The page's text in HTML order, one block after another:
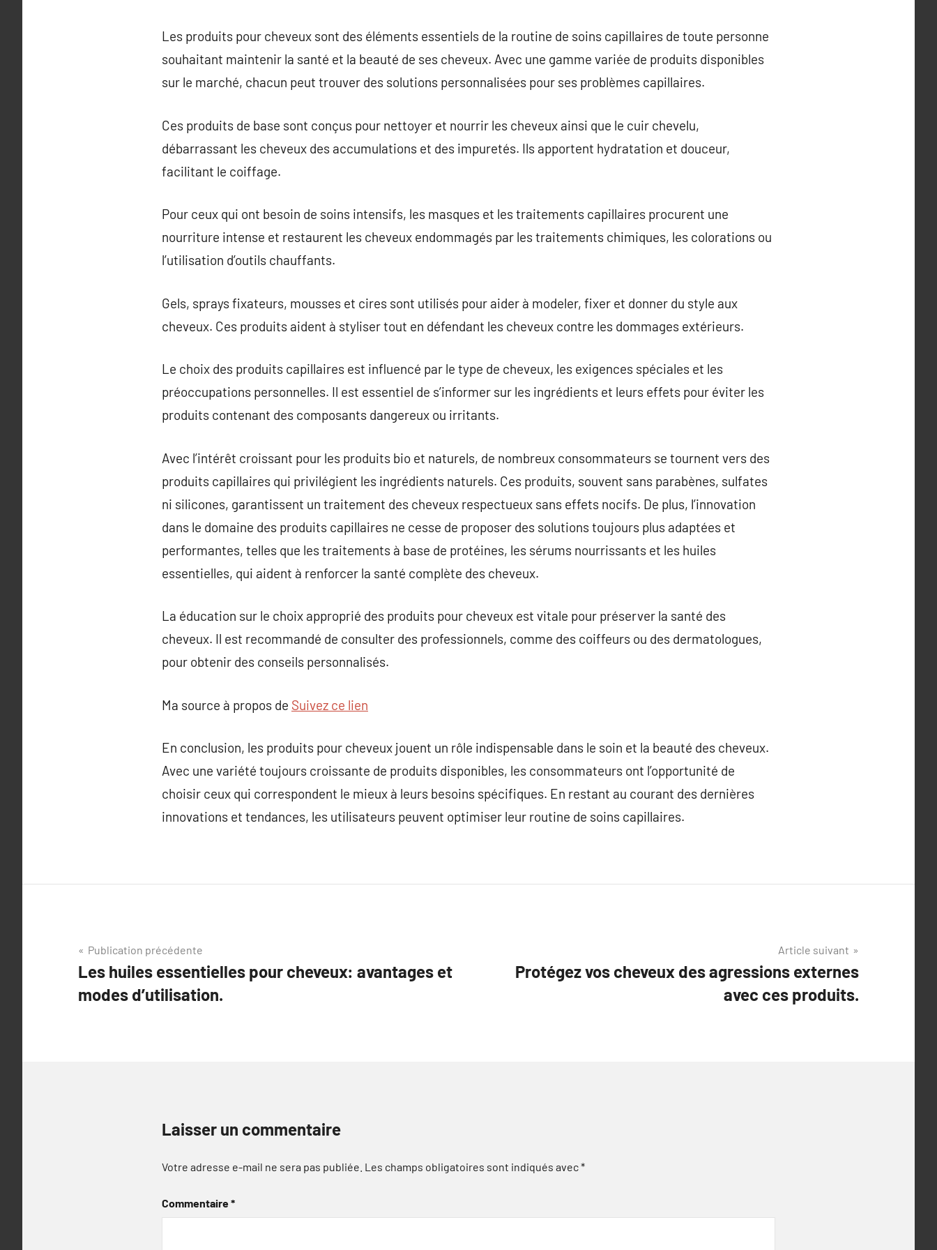
Les produits pour cheveux sont des éléments essentiels de la routine de soins capillaires de toute personne
souhaitant maintenir la santé et la beauté de ses cheveux. Avec une gamme variée de produits disponibles
sur le marché, chacun peut trouver des solutions personnalisées pour ses problèmes capillaires.
Ces produits de base sont conçus pour nettoyer et nourrir les cheveux ainsi que le cuir chevelu,
débarrassant les cheveux des accumulations et des impuretés. Ils apportent hydratation et douceur,
facilitant le coiffage.
Pour ceux qui ont besoin de soins intensifs, les masques et les traitements capillaires procurent une
nourriture intense et restaurent les cheveux endommagés par les traitements chimiques, les colorations ou
l’utilisation d’outils chauffants.
Gels, sprays fixateurs, mousses et cires sont utilisés pour aider à modeler, fixer et donner du style aux
cheveux. Ces produits aident à styliser tout en défendant les cheveux contre les dommages extérieurs.
Le choix des produits capillaires est influencé par le type de cheveux, les exigences spéciales et les
préoccupations personnelles. Il est essentiel de s’informer sur les ingrédients et leurs effets pour éviter les
produits contenant des composants dangereux ou irritants.
Avec l’intérêt croissant pour les produits bio et naturels, de nombreux consommateurs se tournent vers des
produits capillaires qui privilégient les ingrédients naturels. Ces produits, souvent sans parabènes, sulfates
ni silicones, garantissent un traitement des cheveux respectueux sans effets nocifs. De plus, l’innovation
dans le domaine des produits capillaires ne cesse de proposer des solutions toujours plus adaptées et
performantes, telles que les traitements à base de protéines, les sérums nourrissants et les huiles
essentielles, qui aident à renforcer la santé complète des cheveux.
La éducation sur le choix approprié des produits pour cheveux est vitale pour préserver la santé des
cheveux. Il est recommandé de consulter des professionnels, comme des coiffeurs ou des dermatologues,
pour obtenir des conseils personnalisés.
Ma source à propos de Suivez ce lien
En conclusion, les produits pour cheveux jouent un rôle indispensable dans le soin et la beauté des cheveux.
Avec une variété toujours croissante de produits disponibles, les consommateurs ont l’opportunité de
choisir ceux qui correspondent le mieux à leurs besoins spécifiques. En restant au courant des dernières
innovations et tendances, les utilisateurs peuvent optimiser leur routine de soins capillaires.
Navigation
de
l’article
Publication précédente
Les huiles essentielles pour cheveux: avantages et
modes d’utilisation.
Article suivant
Protégez vos cheveux des agressions externes
avec ces produits.
Laisser un commentaire
Votre adresse e-mail ne sera pas publiée. Les champs obligatoires sont indiqués avec*
Commentaire*